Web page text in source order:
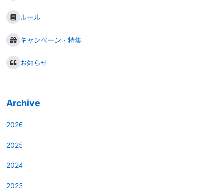
ルール
キャンペーン・特集
お知らせ
Archive
2026
2025
2024
2023